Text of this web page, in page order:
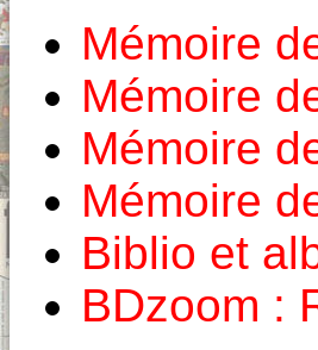
Mémoire
Mémoire
Mémoire
Mémoire
Biblio et
BDzoom :